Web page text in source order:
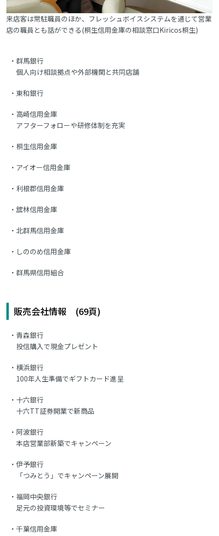
来店客は常駐職員のほか、フレッシュボイスシステムを通じて営業
店の職員とも話ができる(桐生信用金庫の相談窓口Kiricos桐生)
群馬銀行
個人向け相談拠点や外部機関と共同店舗
東和銀行
高崎信用金庫
アフターフォローや研修体制を充実
桐生信用金庫
アイオー信用金庫
利根郡信用金庫
舘林信用金庫
北群馬信用金庫
しののめ信用金庫
群馬県信用組合
販売会社情報 (69頁)
青森銀行
投信購入で現金プレゼント
横浜銀行
100年人生準備でギフトカード進呈
十六銀行
十六TT証券開業で新商品
阿波銀行
本店営業部新築でキャンペーン
伊予銀行
「つみとう」でキャンペーン展開
福岡中央銀行
足元の投資環境等でセミナー
千葉信用金庫